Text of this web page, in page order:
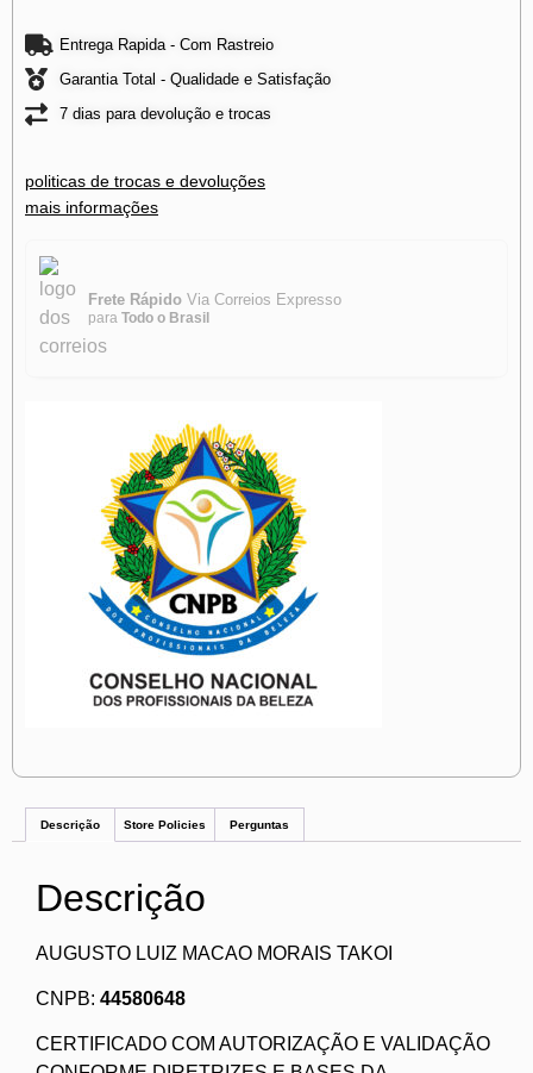
Entrega Rapida - Com Rastreio
Garantia Total - Qualidade e Satisfação
7 dias para devolução e trocas
politicas de trocas e devoluções
mais informações
Frete Rápido Via Correios Expresso
para Todo o Brasil
Descrição Store Policies Perguntas
Descrição
AUGUSTO LUIZ MACAO MORAIS TAKOI
CNPB: 44580648
CERTIFICADO COM AUTORIZAÇÃO E VALIDAÇÃO